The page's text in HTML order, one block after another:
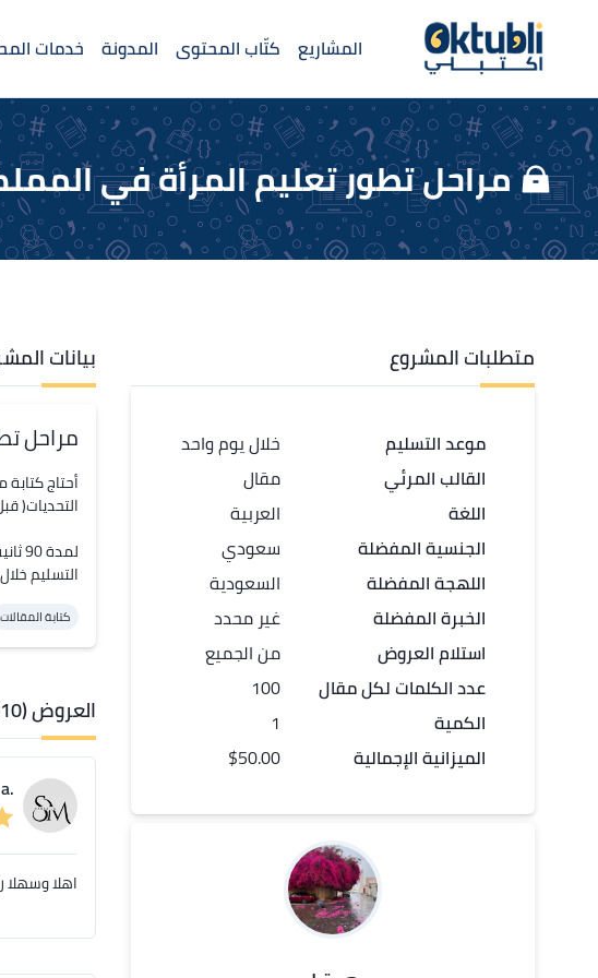
المشاريع كتّاب المحتوى المدونة خدمات
مراحل تطور تعليم المرأة في
متطلبات المشروع
موعد التسليم
القالب المرئي
اللغة
الجنسية المفضلة
اللهجة المفضلة
الخبرة المفضلة
استلام العروض
عدد الكلمات لكلمقال
الكمية
الميزانية الإجمالية
خلال يوم واحد
مقال
العربية
سعودي
السعودية
غير محدد
من الجميع
100
1
$50.00
بيانات
مراحل
التسليم خلال 24 ساعة
كتابة المقالات
العروض (10)
.sara a
اهلا